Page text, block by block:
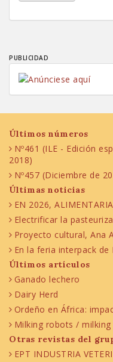
PUBLICIDAD
Últimos números
Nº461 (ILE - Edición
2018)
Nº457 (Diciembre de
Últimas noticias
EN 2026,
Electrificar la
Proyecto cultural, Ana
En la feria interpack de
Últimos artículos
Ganado lechero
Dairy Herd
Ordeño en África:
Milking robots /
Otras revistas del
EPT INDUSTRIA